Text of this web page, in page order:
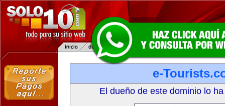
e-
El dueño de este dominio lo